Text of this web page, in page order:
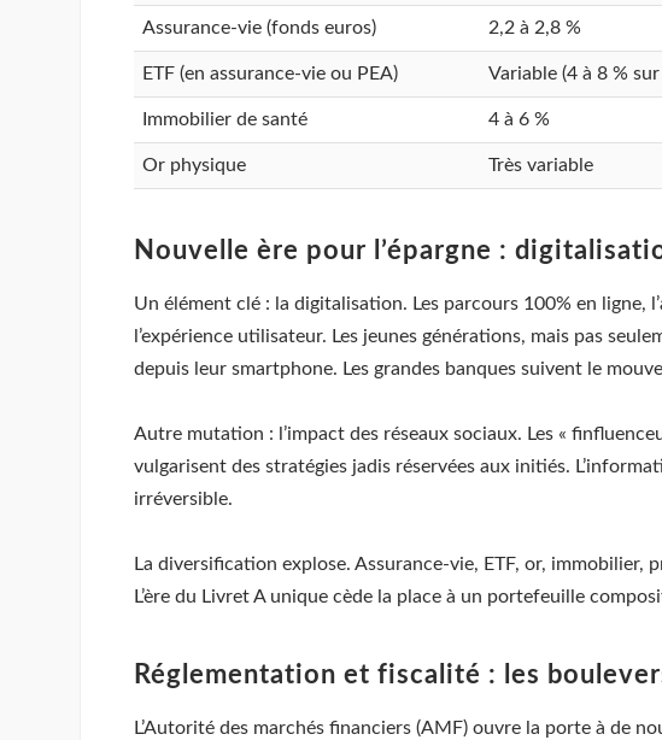
Assurance-vie (fonds euros) 2,2 à 2,8 %
ETF (en assurance-vie ou PEA) Variable (4 à 8 %
Immobilier de santé 4 à 6 %
Or physique Très variable
Nouvelle ère pour l’épargne :
Un élément clé : la digitalisation. Les parcours 100% en
l’expérience utilisateur. Les jeunes générations, mais pas
depuis leur smartphone. Les grandes banques suivent le
Autre mutation : l’impact des réseaux sociaux. Les «
vulgarisent des stratégies jadis réservées aux initiés.
irréversible.
La diversification explose. Assurance-vie, ETF, or,
L’ère du Livret A unique cède la place à un portefeuille
Réglementation et fiscalité : les
L’Autorité des marchés financiers (AMF) ouvre la porte à de